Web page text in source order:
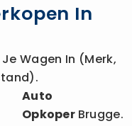
In
Wagen In (merk,
Auto
Opkoper Brugge.